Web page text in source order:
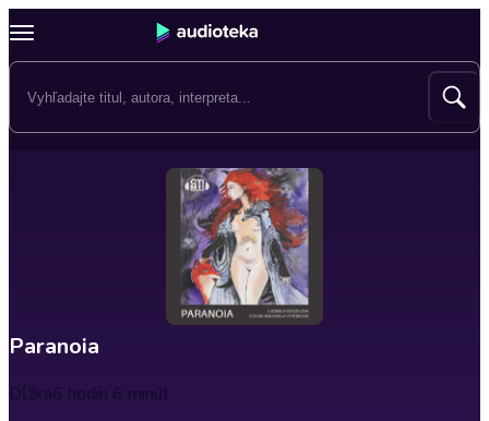
Paranoia
Dĺžka6 hodín 6 minút